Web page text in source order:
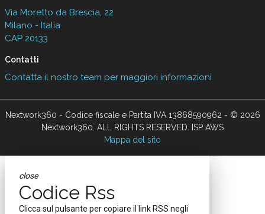
Via Moretto da Brescia, 22
Milano - Italia
CAP 20133
Contatti
Contatta il nostro team per maggiori informazioni
Nextwork360 - Codice fiscale e Partita IVA 13868590962 - © 2026
Nextwork360. ALL RIGHTS RESERVED. ISP AWS
Mappa del sito
close
Codice Rss
Clicca sul pulsante per copiare il link RSS negli